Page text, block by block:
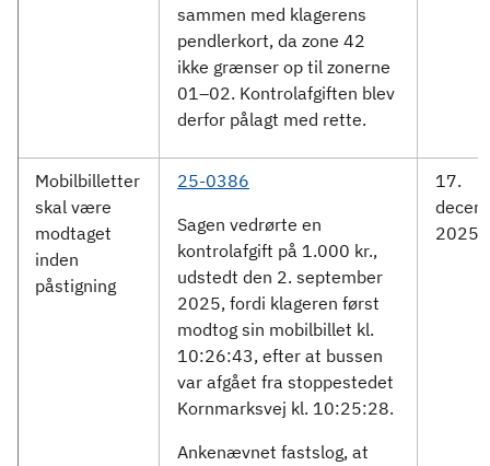
sammen med klagerens
pendlerkort, da zone 42
ikke grænser op til zonerne
01–02. Kontrolafgiften blev
derfor pålagt med rette.
Mobilbilletter
skal være
modtaget
inden
påstigning
25-0386
Sagen vedrørte en
kontrolafgift på 1.000 kr.,
udstedt den 2. september
2025, fordi klageren først
modtog sin mobilbillet kl.
10:26:43, efter at bussen
var afgået fra stoppestedet
Kornmarksvej kl. 10:25:28.
Ankenævnet fastslog, at
17.
2025